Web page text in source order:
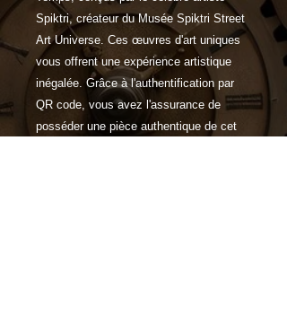
Spiktri, créateur du Musée Spiktri Street
Art Universe. Ces œuvres d'art uniques
vous offrent une expérience artistique
inégalée. Grâce à l'authentification par
QR code, vous avez l'assurance de
posséder une pièce authentique de cet